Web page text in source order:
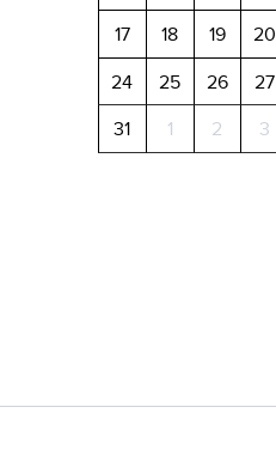
17
18 19 20
24
25 26 27
31
1 2 3